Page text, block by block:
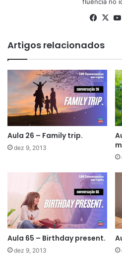
X
Artigos relacionados
Aula 26 – Family trip.
dez 9, 2013
Aula 65 – Birthday present.
dez 9, 2013